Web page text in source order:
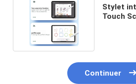
Stylet
Touch
Continuer